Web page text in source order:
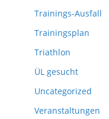
Trainings-Ausfall
Trainingsplan
Triathlon
ÜL gesucht
Uncategorized
Veranstaltungen